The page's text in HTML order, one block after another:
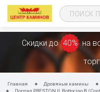
Скидки до 40% на
Главная Дровяные камины
Портал PRESTON II, Bottocino B